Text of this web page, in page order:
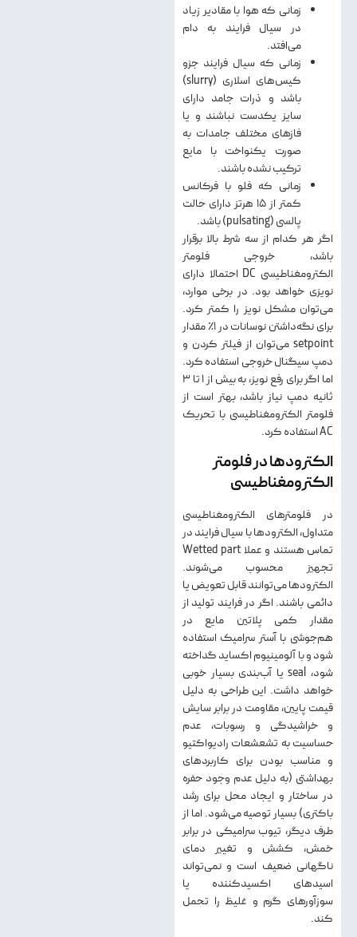
زمانی که هوا با مقادیر زیاد
در سیال فرایند به دام
می‌افتد.
زمانی که سیال فرایند جزو
کیس‌های اسلاری (slurry)
باشد و ذرات جامد دارای
سایز یکدست نباشند و یا
فازهای مختلف جامدات به
صورت یکنواخت با مایع
ترکیب نشده باشند.
زمانی که فلو با فرکانس
کمتر از ۱۵ هرتز دارای حالت
پالسی (pulsating) باشد.
اگر هر کدام از سه شرط بالا برقرار
باشد، خروجی فلومتر
الکترومغناطیسی DC احتمالا دارای
نویزی خواهد بود. در برخی موارد،
می‌توان مشکل نویز را کمتر کرد.
برای نگه‌داشتن نوسانات در ۱٪ مقدار
setpoint می‌توان از فیلتر کردن و
دمپ سیگنال خروجی استفاده کرد.
اما اگر برای رفع نویز، به بیش از ۱ تا ۳
ثانیه دمپ نیاز باشد، بهتر است از
فلومتر الکترومغناطیسی با تحریک
AC استفاده کرد.
الکترودها در فلومتر
الکترومغناطیسی
در فلومترهای الکترومغناطیسی
متداول، الکترودها با سیال فرایند در
تماس هستند و عملا Wetted part
تجهیز محسوب می‌شوند.
الکترودها می‌توانند قابل تعویض یا
دائمی باشند. اگر در فرایند تولید از
مقدار کمی پلاتین مایع در
هم‌جوشی با آستر سرامیک استفاده
شود و با آلومینیوم اکساید گداخته
شود، seal یا آب‌بندی بسیار خوبی
خواهد داشت. این طراحی به دلیل
قیمت پایین، مقاومت در برابر سایش
و خراشیدگی و رسوبات، عدم
حساسیت به تشعشعات رادیواکتیو
و مناسب بودن برای کاربردهای
بهداشتی (به دلیل عدم وجود حفره
در ساختار و ایجاد محل برای رشد
باکتری) بسیار توصیه می‌شود. اما از
طرف دیگر، تیوب سرامیکی در برابر
خمش، کشش و تغییر دمای
ناگهانی ضعیف است و نمی‌تواند
اسیدهای اکسیدکننده یا
سوزآورهای گرم و غلیظ را تحمل
کند.